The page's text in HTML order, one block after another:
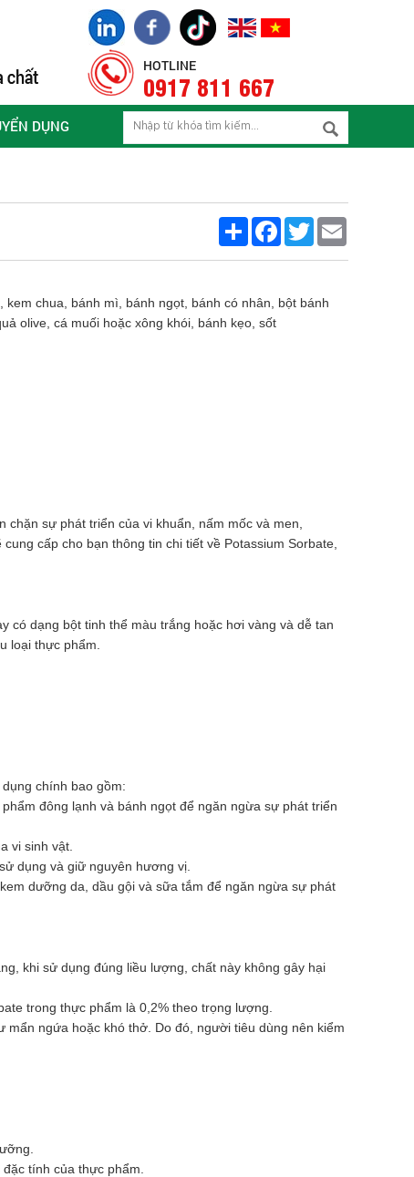
HOTLINE
0917 811 667
DỤNG
Share FacebookTwitter
chua, bánh mì, bánh ngọt, bánh có nhân, bột bánh
olive, cá muối hoặc xông khói, bánh kẹo, sốt
sự phát triển của vi khuẩn, nấm mốc và men,
cấp cho bạn thông tin chi tiết về Potassium Sorbate,
có dạng bột tinh thể màu trắng hoặc hơi vàng và dễ tan
loại thực phẩm.
chính bao gồm:
đông lạnh và bánh ngọt để ngăn ngừa sự phát triển
vi sinh vật.
dụng và giữ nguyên hương vị.
dưỡng da, dầu gội và sữa tắm để ngăn ngừa sự phát
khi sử dụng đúng liều lượng, chất này không gây hại
trong thực phẩm là 0,2% theo trọng lượng.
ngứa hoặc khó thở. Do đó, người tiêu dùng nên kiểm
tính của thực phẩm.